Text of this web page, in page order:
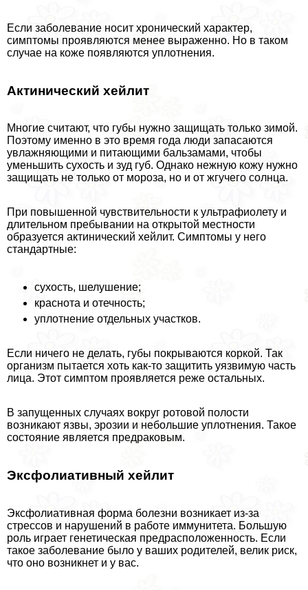
Если заболевание носит хронический хаpaктер,
симптомы проявляются менее выраженно. Но в таком
случае на коже появляются уплотнения.
Актинический хейлит
Многие считают, что губы нужно защищать только зимой.
Поэтому именно в это время года люди запасаются
увлажняющими и питающими бальзамами, чтобы
уменьшить сухость и зуд губ. Однако нежную кожу нужно
защищать не только от мороза, но и от жгучего солнца.
При повышенной чувствительности к ультрафиолету и
длительном пребывании на открытой местности
образуется актинический хейлит. Симптомы у него
стандартные:
сухость, шелушение;
краснота и отечность;
уплотнение отдельных участков.
Если ничего не делать, губы покрываются коркой. Так
организм пытается хоть как-то защитить уязвимую часть
лица. Этот симптом проявляется реже остальных.
В запущенных случаях вокруг ротовой полости
возникают язвы, эрозии и небольшие уплотнения. Такое
состояние является предpaковым.
Эксфолиативный хейлит
Эксфолиативная форма болезни возникает из-за
стрессов и нарушений в работе иммунитета. Большую
роль играет генетическая предрасположенность. Если
такое заболевание было у ваших родителей, велик риск,
что оно возникнет и у вас.